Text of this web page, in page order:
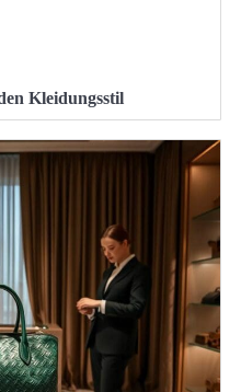
Kleidungsstil